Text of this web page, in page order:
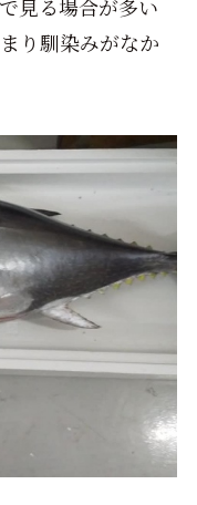
見る場合が多い
り馴染みがなか